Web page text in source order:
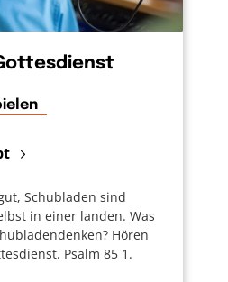
Schubladen sind
in einer landen. Was
Hören
Psalm 85 1.